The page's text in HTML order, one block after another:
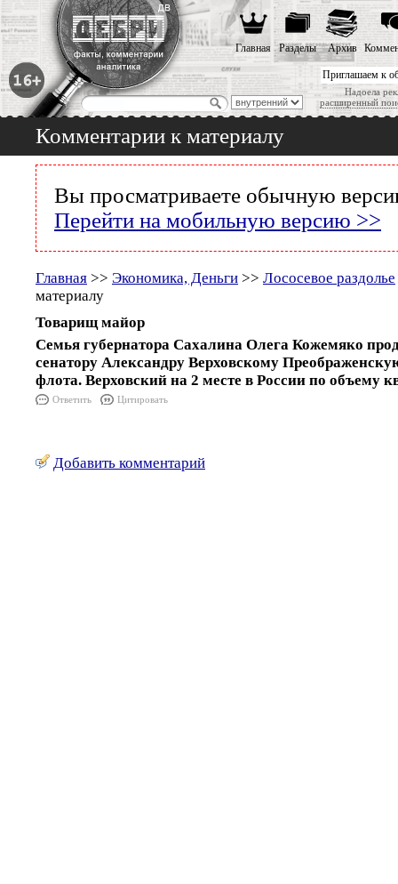
Приглашаем к
Надоела
расширенный
Главная Разделы Архив
Комментарии к материалу
Вы просматриваете обычную
Перейти на мобильную версию >>
Главная >> Экономика, Деньги >> Лососевое раздолье
материалу
Товарищ майор
Семья губернатора Сахалина Олега Кожемяко
сенатору Александру Верховскому
флота. Верховский на 2 месте в России по объему
Ответить Цитировать
Добавить комментарий